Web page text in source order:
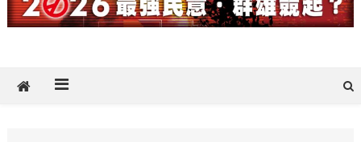
讓讀者有最多元和專業的選擇。